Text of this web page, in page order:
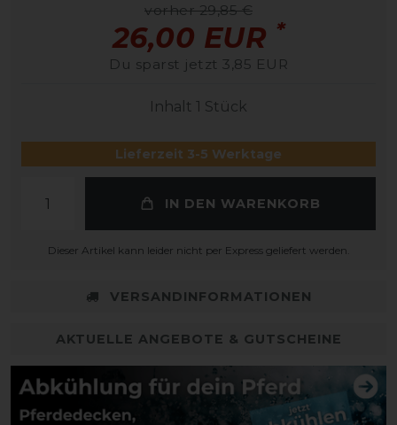
vorher 29,85 €
26,00 EUR *
Du sparst jetzt 3,85 EUR
Inhalt 1 Stück
Lieferzeit 3-5 Werktage
IN DEN WARENKORB
Dieser Artikel kann leider nicht per Express geliefert werden.
VERSANDINFORMATIONEN
AKTUELLE ANGEBOTE & GUTSCHEINE